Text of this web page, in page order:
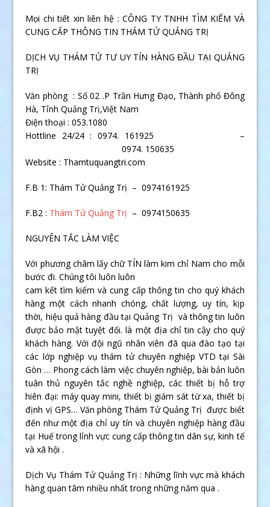
Mọi chi tiết xin liên hệ : CÔNG TY TNHH TÌM KIẾM VÀ
CUNG CẤP THÔNG TIN THÁM TỬ QUẢNG TRỊ
DỊCH VỤ THÁM TỬ TƯ UY TÍN HÀNG ĐẦU TẠI QUẢNG
TRỊ
Văn phòng : Số 02 .P Trần Hưng Đạo, Thành phố Đông
Hà, Tỉnh Quảng Trị,Việt Nam
Điện thoại : 053.1080
Hottline 24/24 : 0974. 161925 –
0974. 150635
Website : Thamtuquangtri.com
F.B 1: Thám Tử Quảng Trị – 0974161925
F.B2 : Thám Tử Quảng Trị – 0974150635
NGUYÊN TẮC LÀM VIỆC
Với phương châm lấy chữ TÍN làm kim chỉ Nam cho mỗi
bước đi. Chúng tôi luôn luôn
cam kết tìm kiếm và cung cấp thông tin cho quý khách
hàng một cách nhanh chóng, chất lượng, uy tín, kịp
thời, hiệu quả hàng đầu tại Quảng Trị và thông tin luôn
được bảo mật tuyệt đối. là một địa chỉ tin cậy cho quý
khách hàng. Với đội ngũ nhân viên đã qua đào tạo tại
các lớp nghiệp vụ thám tử chuyên nghiệp VTD tại Sài
Gòn … Phong cách làm việc chuyên nghiệp, bài bản luôn
tuân thủ nguyên tắc nghề nghiệp, các thiết bị hỗ trợ
hiên đại: máy quay mini, thiết bị giám sát từ xa, thiết bị
định vị GPS… Văn phòng Thám Tử Quảng Trị được biết
đến như một địa chỉ uy tín và chuyên nghiệp hàng đầu
tại Huế trong lỉnh vực cung cấp thông tin dân sự, kinh tế
và xã hội .
Dịch Vụ Thám Tử Quảng Trị : Những lĩnh vực mà khách
hàng quan tâm nhiều nhất trong những năm qua .